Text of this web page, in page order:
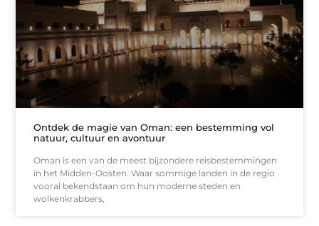
Ontdek de magie van Oman: een bestemming vol
natuur, cultuur en avontuur
Oman is een van de meest bijzondere reisbestemmingen
in het Midden-Oosten. Waar sommige landen in de regio
vooral bekendstaan om hun moderne steden en
wolkenkrabbers,